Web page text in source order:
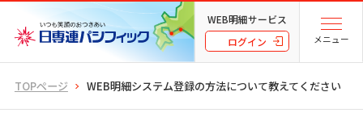
WEB明細サービス
ログイン
メニュー
TOPページ WEB明細システム登録の方法について教えてください